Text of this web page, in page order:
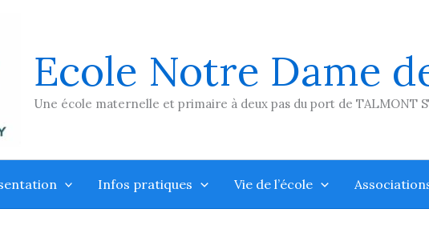
Ecole Notre Dame
Une école maternelle et primaire à deux pas du port de TALMONT
Infos pratiques Vie de l’école